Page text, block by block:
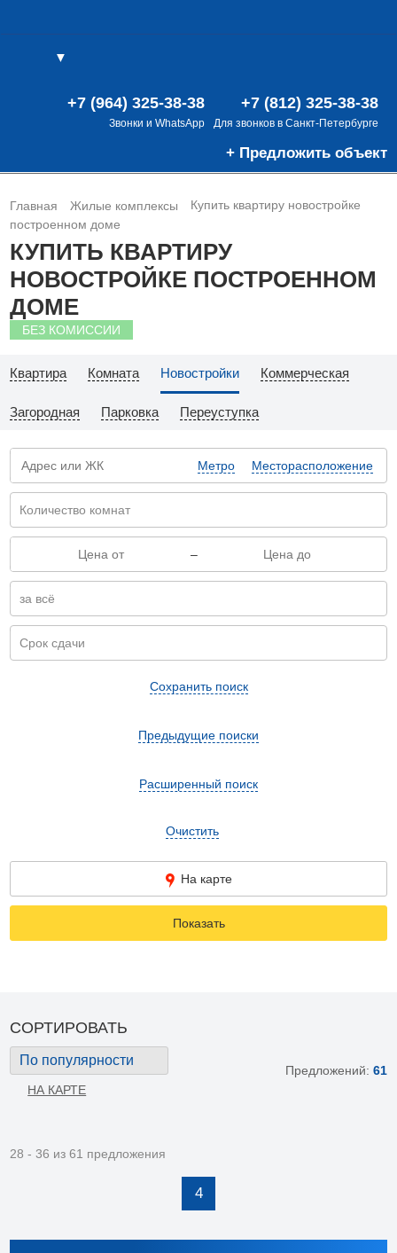
▼
+7 (812) 325-38-38
Для звонков в Санкт-Петербурге
+7 (964) 325-38-38
Звонки и WhatsApp
+ Предложить объект
Главная Жилые комплексы
Купить квартиру новостройке
построенном доме
КУПИТЬ КВАРТИРУ
НОВОСТРОЙКЕ ПОСТРОЕННОМ
ДОМЕ
БЕЗ КОМИССИИ
Квартира Комната Новостройки Коммерческая
Загородная Парковка Переуступка
Метро Месторасположение
–
Сохранить поиск
Предыдущие поиски
Расширенный поиск
Очистить
На карте
Показать
СОРТИРОВАТЬ
По популярности
НА КАРТЕ
Предложений: 61
28 - 36 из 61 предложения
4